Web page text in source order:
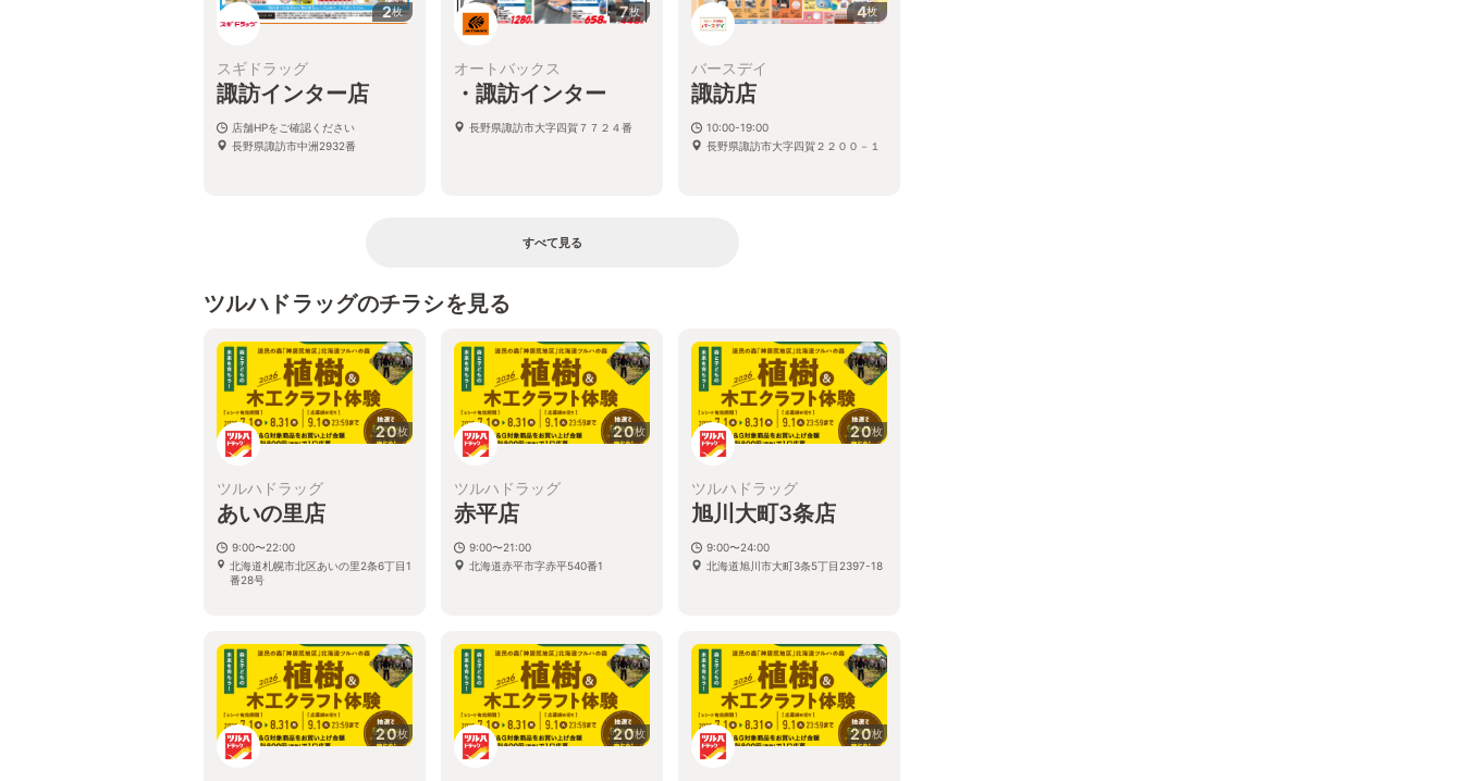
2枚
スギドラッグ
諏訪インター店
店舗HPをご確認ください
長野県諏訪市中洲2932番
7枚
オートバックス
・諏訪インター
長野県諏訪市大字四賀７７２４番
4枚
バースデイ
諏訪店
10:00-19:00
長野県諏訪市大字四賀２２００－１
すべて見る
ツルハドラッグのチラシを見る
20枚
ツルハドラッグ
あいの里店
9:00〜22:00
北海道札幌市北区あいの里2条6丁目1
番28号
20枚
ツルハドラッグ
赤平店
9:00〜21:00
北海道赤平市字赤平540番1
20枚
ツルハドラッグ
旭川大町3条店
9:00〜24:00
北海道旭川市大町3条5丁目2397-18
20枚 20枚 20枚